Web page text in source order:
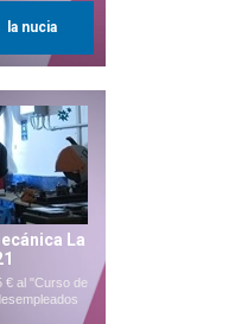
la nucia
La
€ al "Curso de